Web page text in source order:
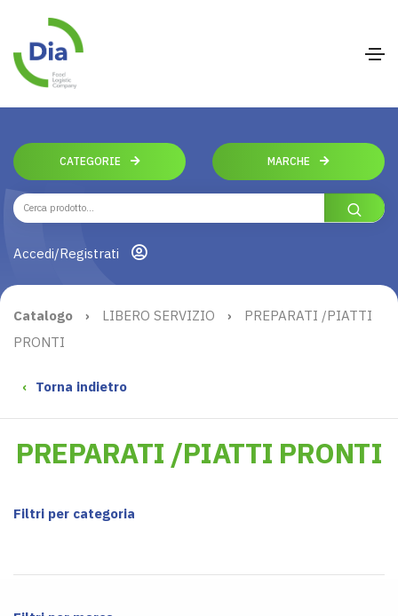
CATEGORIE MARCHE
Accedi/Registrati
Catalogo › LIBERO SERVIZIO ›
PREPARATI /PIATTI
PRONTI
‹ Torna indietro
PREPARATI /PIATTI PRONTI
Filtri per categoria